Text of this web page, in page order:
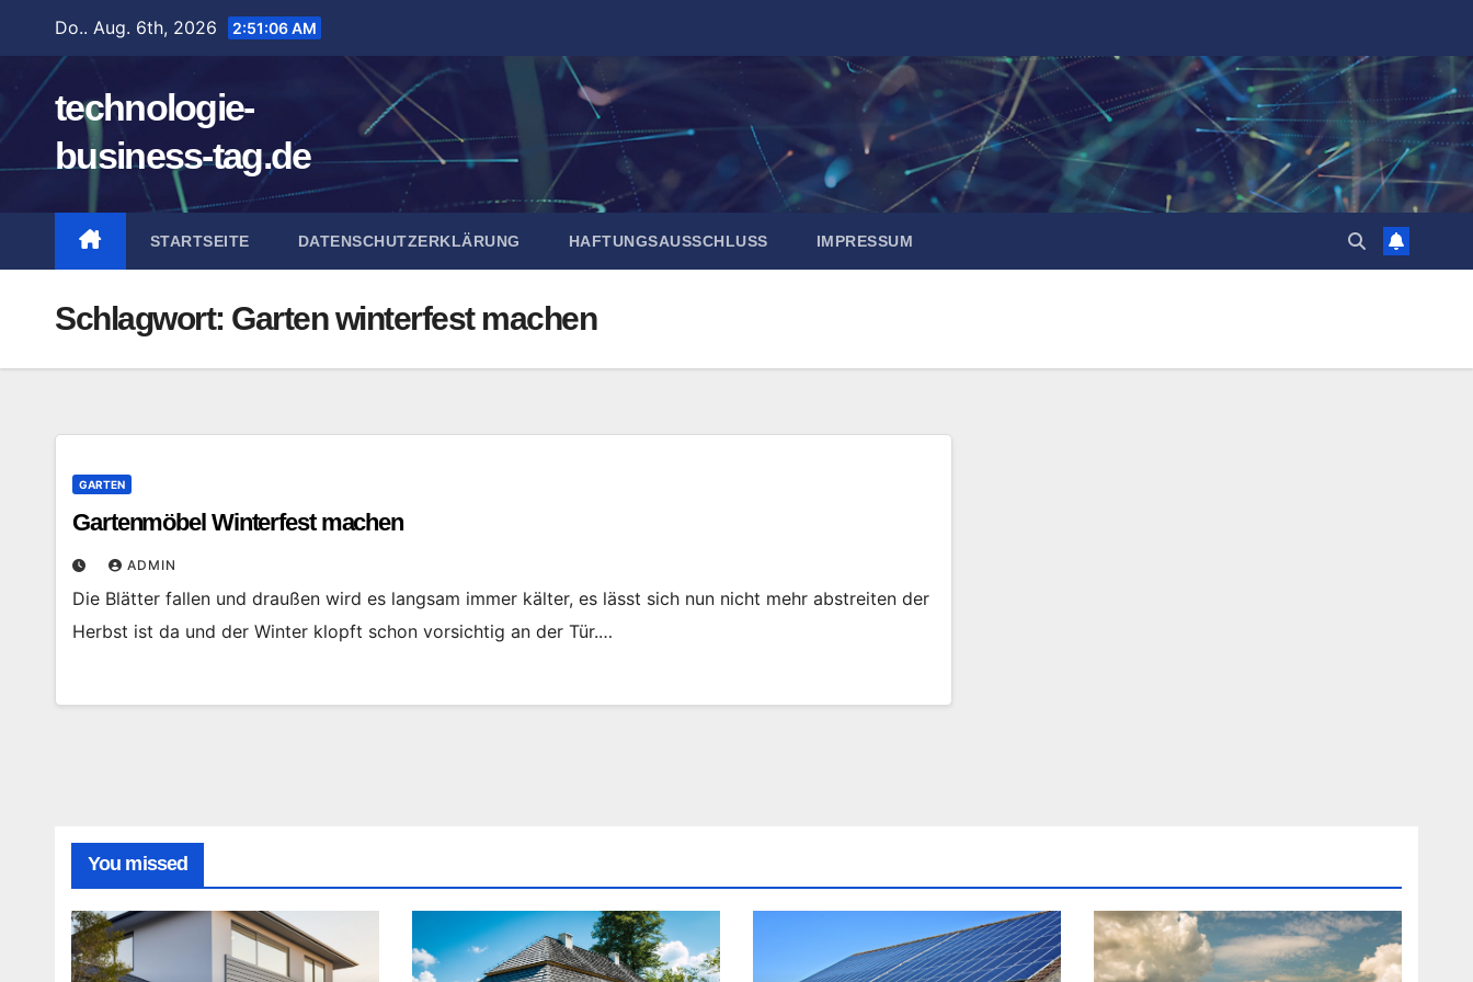
springen
Do.. Aug. 6th, 2026 2:51:07 AM
technologie-
business-tag.de
STARTSEITE DATENSCHUTZERKLÄRUNG HAFTUNGSAUSSCHLUSS IMPRESSUM
Schlagwort: Garten winterfest machen
GARTEN
Gartenmöbel Winterfest machen
ADMIN
Die Blätter fallen und draußen wird es langsam immer kälter, es lässt sich nun nicht mehr abstreiten der
Herbst ist da und der Winter klopft schon vorsichtig an der Tür.…
You missed